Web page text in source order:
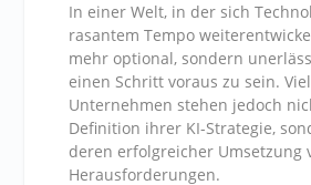
In einer Welt, in der sich
rasantem Tempo
mehr optional, sondern
einen Schritt voraus zu sein.
Unternehmen stehen jedoch
Definition ihrer KI-Strategie,
deren erfolgreicher Umsetzung
Herausforderungen.